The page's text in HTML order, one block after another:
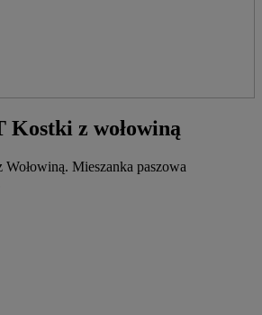
Kostki z wołowiną
Mieszanka paszowa